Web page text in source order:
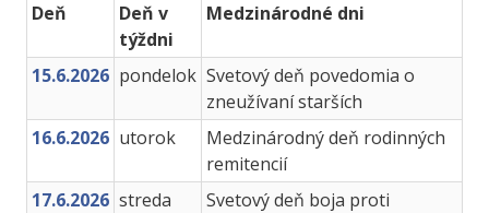
Deň
Deň v
týždni
Medzinárodné dni
15.6.2026 pondelok Svetový deň povedomia o
zneužívaní starších
16.6.2026 utorok
Medzinárodný deň rodinných
remitencií
17.6.2026 streda
Svetový deň boja proti